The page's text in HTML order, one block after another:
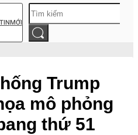
TINMỚI
Trump
mô phỏng
thứ 51